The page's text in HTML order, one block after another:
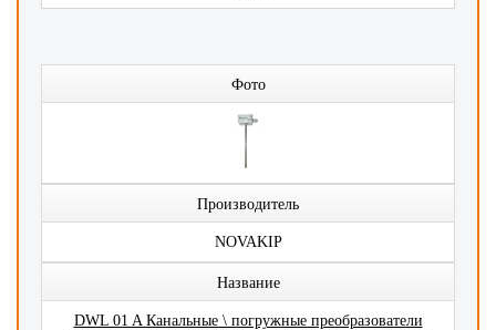
Фото
Производитель
NOVAKIP
Название
DWL 01 A Канальные \ погружные преобразователи